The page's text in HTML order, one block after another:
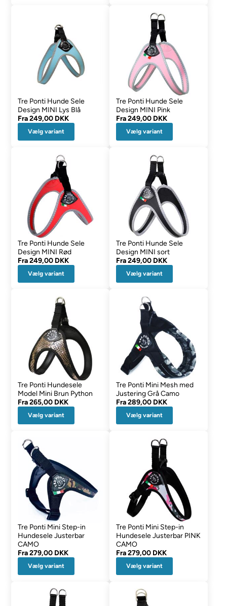
Tre Ponti Hunde Sele
Design MINI Lys Blå
Fra249,00 DKK
Vælg variant
Tre Ponti Hunde Sele
Design MINI Pink
Fra249,00 DKK
Vælg variant
Tre Ponti Hunde Sele
Design MINI Rød
Fra249,00 DKK
Vælg variant
Tre Ponti Hunde Sele
Design MINI sort
Fra249,00 DKK
Vælg variant
Tre Ponti Hundesele
Model Mini Brun Python
Fra265,00 DKK
Vælg variant
Tre Ponti Mini Mesh med
Justering Grå Camo
Fra289,00 DKK
Vælg variant
Tre Ponti Mini Step-in
Hundesele Justerbar
CAMO
Fra279,00 DKK
Vælg variant
Tre Ponti Mini Step-in
Hundesele Justerbar PINK
CAMO
Fra279,00 DKK
Vælg variant